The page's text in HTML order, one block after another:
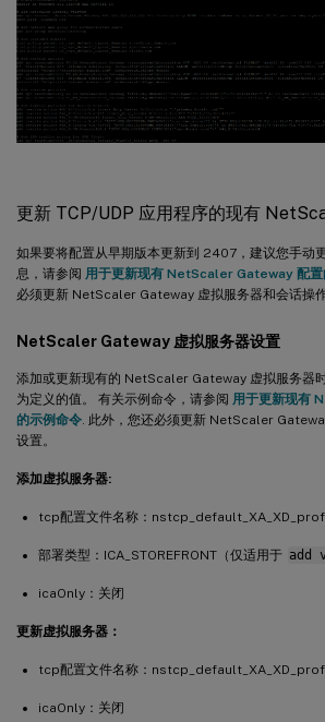
更新 TCP/UDP 应用程序的现有
如果要将配置从早期版本更新到 2407，建议您手动
息，请参阅 用于更新现有 NetScaler Gateway 配置
必须更新 NetScaler Gateway 虚拟服务器和会话操作
NetScaler Gateway 虚拟服务器设置
添加或更新现有的 NetScaler Gateway 虚拟服务器
为定义的值。 有关示例命令，请参阅 用于更新现有
的示例命令. 此外，您还必须更新 NetScaler
设置。
添加虚拟服务器:
tcp配置文件名称：
部署类型：ICA_STOREFRONT（仅适用于 add
icaOnly：关闭
更新虚拟服务器：
tcp配置文件名称：
icaOnly：关闭